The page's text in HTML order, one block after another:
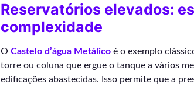
Reservatórios elevados:
complexidade
O Castelo d’água Metálico é o exemplo
torre ou coluna que ergue o tanque a vários
edificações abastecidas. Isso permite que a